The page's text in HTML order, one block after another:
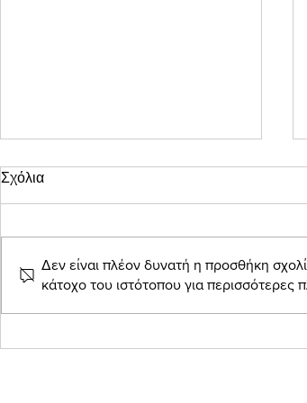
Θεός Παν: η τραγωδία του
Σχόλια
Δεν είναι πλέον δυνατή η προσθήκη
κάτοχο του ιστότοπου για περισσότερες